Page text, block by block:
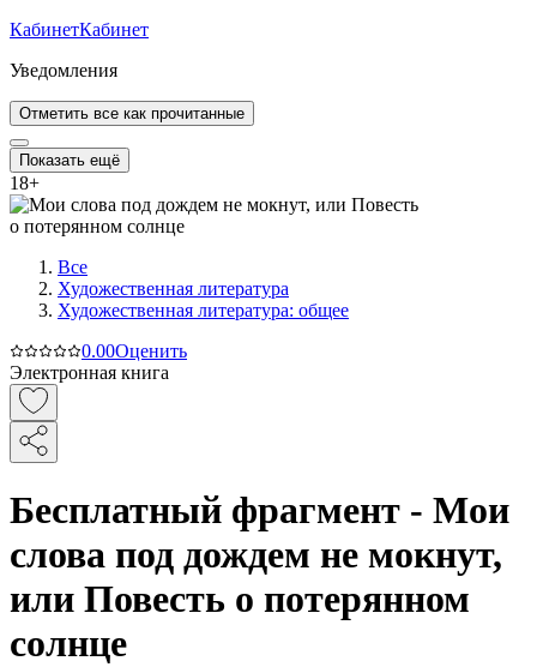
КабинетКабинет
Уведомления
Отметить все как прочитанные
Показать ещё
18+
Все
Художественная литература
Художественная литература: общее
0.00Оценить
Электронная книга
Бесплатный фрагмент - Мои
слова под дождем не мокнут,
или Повесть о потерянном
солнце